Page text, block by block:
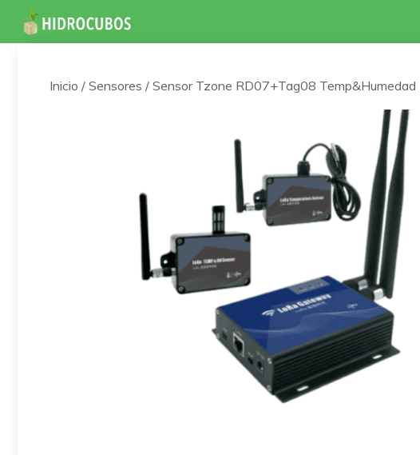
Saltar
Inicio / Sensores / Sensor Tzone RD07+Tag08